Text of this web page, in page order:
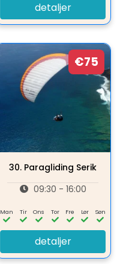
detaljer
€75
30. Paragliding Serik
09:30 - 16:00
Man Tir Ons Tor Fre Lør Søn
detaljer